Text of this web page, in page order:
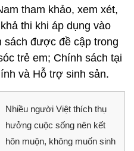
tham khảo, xem xét,
thi khi áp dụng vào
sách được đề cập trong
trẻ em; Chính sách tại
và Hỗ trợ sinh sản.
Nhiều người Việt thích thụ
hưởng cuộc sống nên kết
hôn muộn, không muốn sinh